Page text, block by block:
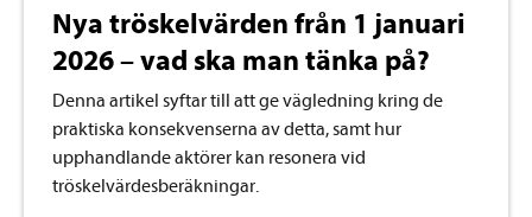
Nya tröskelvärden från 1 januari
2026 – vad ska man tänka på?
Denna artikel syftar till att ge vägledning kring de
praktiska konsekvenserna av detta, samt hur
upphandlande aktörer kan resonera vid
tröskelvärdesberäkningar.